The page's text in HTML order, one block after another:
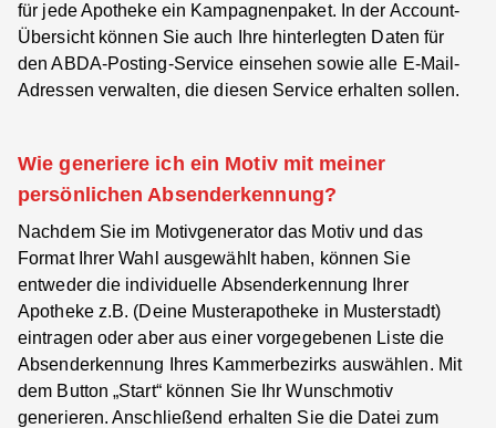
für jede Apotheke ein Kampagnenpaket. In der Account-
Übersichtkönnen Sie auch Ihre hinterlegten Daten für
den ABDA-Posting-Service einsehen sowie alle E-Mail-
Adressen verwalten, die diesen Service erhalten sollen.
Wie generiere ich ein Motiv mit meiner
persönlichen Absenderkennung?
Nachdem Sie im Motivgeneratordas Motiv und das
Format Ihrer Wahl ausgewählt haben, können Sie
entweder die individuelle Absenderkennung Ihrer
Apotheke z.B. (Deine Musterapotheke in Musterstadt)
eintragen oder aber aus einer vorgegebenen Liste die
Absenderkennung Ihres Kammerbezirks auswählen. Mit
dem Button „Start“ können Sie Ihr Wunschmotiv
generieren. Anschließend erhalten Sie die Datei zum